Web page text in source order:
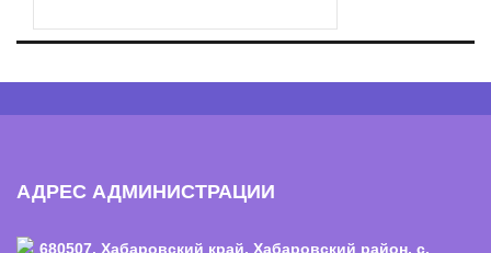
АДРЕС АДМИНИСТРАЦИИ
680507, Хабаровский край, Хабаровский район, с.